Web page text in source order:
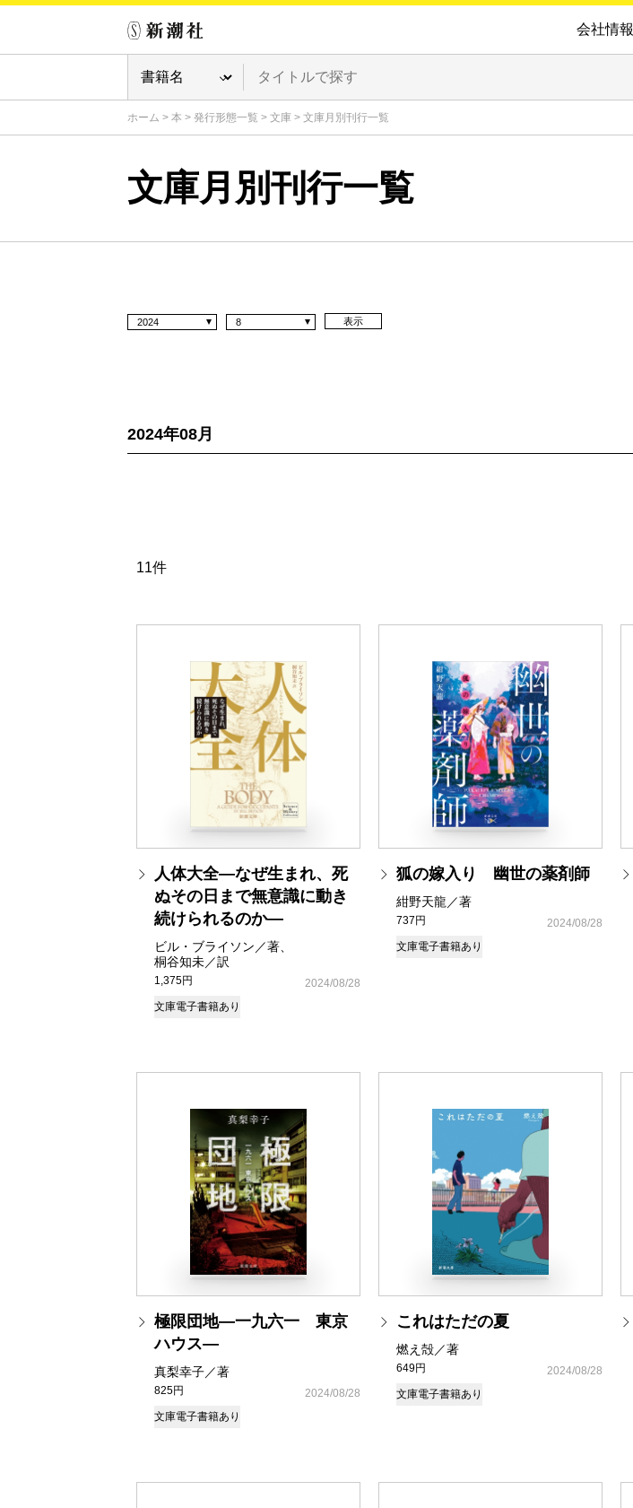
会社情報
ホーム > 本 > 発行形態一覧 > 文庫 > 文庫月別刊行一覧
文庫月別刊行一覧
2024 8 表示
2024年08月
11件
人体大全―なぜ生まれ、死
ぬその日まで無意識に動き
続けられるのか―
ビル・ブライソン／著、
桐谷知未／訳
1,375円
2024/08/28
文庫電子書籍あり
狐の嫁入り 幽世の薬剤師
紺野天龍／著
737円
2024/08/28
文庫電子書籍あり
極限団地―一九六一 東京
ハウス―
真梨幸子／著
825円
2024/08/28
文庫電子書籍あり
これはただの夏
燃え殻／著
649円
2024/08/28
文庫電子書籍あり